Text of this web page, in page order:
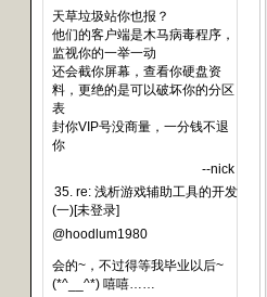
天草垃圾站你也报？
他们的客户端是木马病毒程序，
监视你的一举一动
还会截你屏幕，查看你硬盘资
料，更绝的是可以破坏你的分区
表
封你VIP号没商量，一分钱不退
你
--nick
35. re: 浅析游戏辅助工具的开发
(一)[未登录]
@hoodlum1980
会的~，不过得等我毕业以后~
(*^__^*) 嘻嘻……